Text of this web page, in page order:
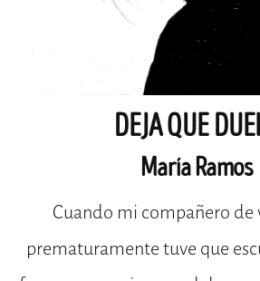
DEJA QUE
María Ramos
Cuando mi compañero
prematuramente tuve que